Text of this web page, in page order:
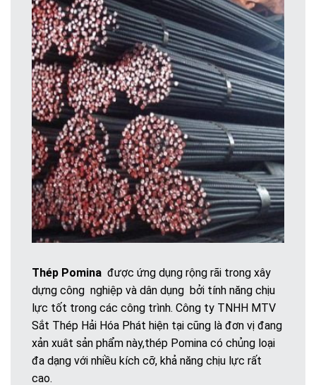
Thép Pomina được ứng dụng rộng rãi trong xây
dựng công nghiệp và dân dụng bởi tính năng chịu
lực tốt trong các công trình. Công ty TNHH MTV
Sắt Thép Hải Hóa Phát hiện tại cũng là đơn vị đang
xản xuât sản phẩm này,thép Pomina có chủng loại
đa dạng với nhiều kích cỡ, khả năng chịu lực rất
cao.